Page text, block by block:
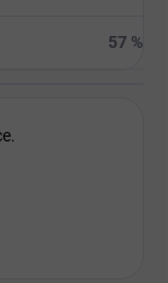
57 %